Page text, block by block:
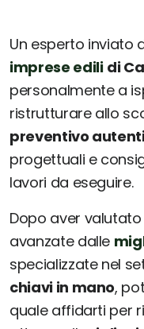
Un esperto inviato
imprese edili di
personalmente a
ristrutturare allo
preventivo
progettuali e
lavori da eseguire.
Dopo aver
avanzate dalle
specializzate nel
chiavi in mano,
quale affidarti per